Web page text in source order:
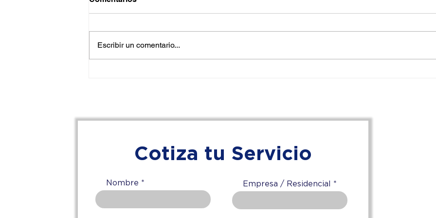
Escribir un comentario...
Cotiza tu Servicio
Nombre Empresa / Residencial